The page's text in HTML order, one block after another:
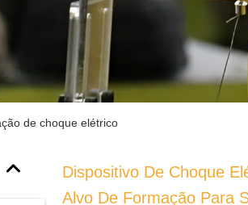
de choque elétrico
Dispositivo De Choque
Alvo De Formação Para